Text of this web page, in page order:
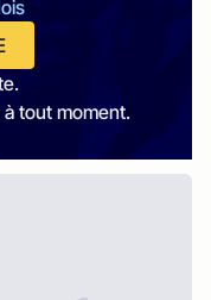
tout moment.